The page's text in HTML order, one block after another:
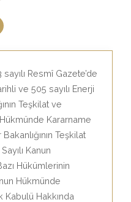
Resmî Gazete’de
ve 505 sayılı Enerji
Teşkilat ve
Kararname
Teşkilat
Kanun
Hükümlerinin
Hükmünde
Kabulü Hakkında